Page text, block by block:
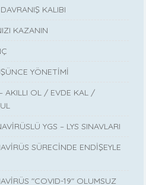
KALIBI
KAZANIN
YÖNETİMİ
AKILLI OL / EVDE KAL /
YGS – LYS SINAVLARI
SÜRECİNDE ENDİŞEYLE
"COVID-19" OLUMSUZ